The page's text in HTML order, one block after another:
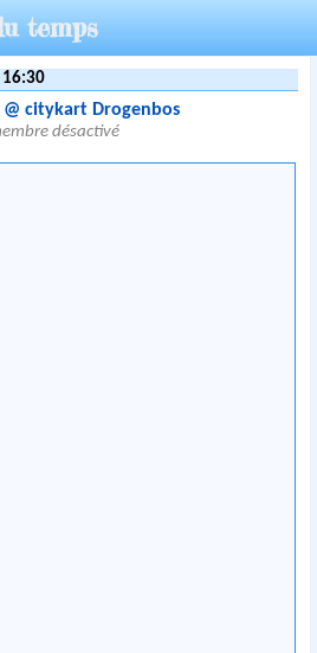
temps
16:30
@ citykart Drogenbos
désactivé